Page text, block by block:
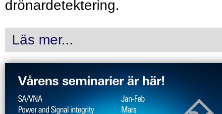
drönardetektering.
Läs mer...